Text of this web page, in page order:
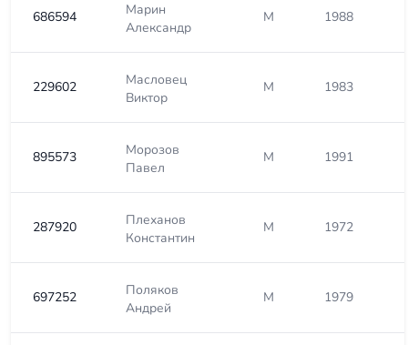
686594
Марин
Александр
М 1988
229602
Масловец
Виктор
М 1983
895573
Морозов
Павел
М 1991
287920
Плеханов
Константин
М 1972
697252
Поляков
Андрей
М 1979